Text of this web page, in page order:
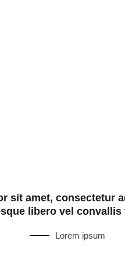
sit amet, consectetur
libero vel convallis
Lorem ipsum